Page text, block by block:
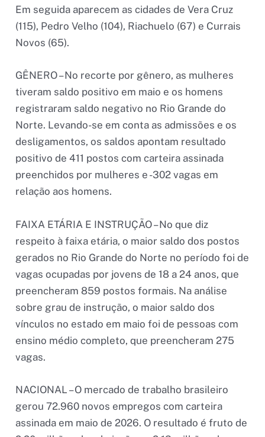
Em seguida aparecem as cidades de Vera Cruz
(115), Pedro Velho (104), Riachuelo (67) e Currais
Novos (65).
GÊNERO – No recorte por gênero, as mulheres
tiveram saldo positivo em maio e os homens
registraram saldo negativo no Rio Grande do
Norte. Levando-se em conta as admissões e os
desligamentos, os saldos apontam resultado
positivo de 411 postos com carteira assinada
preenchidos por mulheres e -302 vagas em
relação aos homens.
FAIXA ETÁRIA E INSTRUÇÃO – No que diz
respeito à faixa etária, o maior saldo dos postos
gerados no Rio Grande do Norte no período foi de
vagas ocupadas por jovens de 18 a 24 anos, que
preencheram 859 postos formais. Na análise
sobre grau de instrução, o maior saldo dos
vínculos no estado em maio foi de pessoas com
ensino médio completo, que preencheram 275
vagas.
NACIONAL – O mercado de trabalho brasileiro
gerou 72.960 novos empregos com carteira
assinada em maio de 2026. O resultado é fruto de